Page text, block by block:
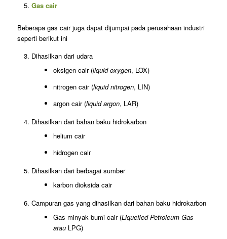
Gas cair
Beberapa gas cair juga dapat dijumpai pada perusahaan industri
seperti berikut ini
Dihasilkan dari udara
oksigen cair (liquid oxygen, LOX)
nitrogen cair (liquid nitrogen, LIN)
argon cair (liquid argon, LAR)
Dihasilkan dari bahan baku hidrokarbon
helium cair
hidrogen cair
Dihasilkan dari berbagai sumber
karbon dioksida cair
Campuran gas yang dihasilkan dari bahan baku hidrokarbon
Gas minyak bumi cair (Liquefied Petroleum Gas
atauLPG)